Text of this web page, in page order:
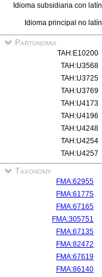
Idioma subsidiaria con latín
Idioma principal no latín
Partonomia
TAH:E10200
TAH:U3568
TAH:U3725
TAH:U3769
TAH:U4173
TAH:U4196
TAH:U4248
TAH:U4254
TAH:U4257
Taxonomy
FMA:62955
FMA:61775
FMA:67165
FMA:305751
FMA:67135
FMA:82472
FMA:67619
FMA:86140